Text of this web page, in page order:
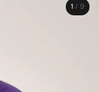
1 / 9